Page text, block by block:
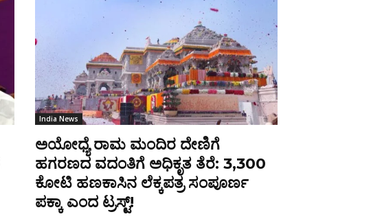
India News
ಅಯೋಧ್ಯೆ ರಾಮ ಮಂದಿರ ದೇಣಿಗೆ
ಹಗರಣದ ವದಂತಿಗೆ ಅಧಿಕೃತ ತೆರೆ: ₹3,300
ಕೋಟಿ ಹಣಕಾಸಿನ ಲೆಕ್ಕಪತ್ರ ಸಂಪೂರ್ಣ
ಪಕ್ಕಾ ಎಂದ ಟ್ರಸ್ಟ್!